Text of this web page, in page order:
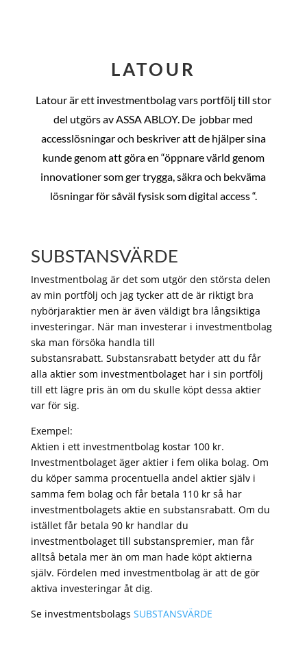
LATOUR
Latour är ett investmentbolag vars portfölj till stor
del utgörs av ASSA ABLOY. De jobbar med
accesslösningar och beskriver att de hjälper sina
kunde genom att göra en “öppnare värld genom
innovationer som ger trygga, säkra och bekväma
lösningar för såväl fysisk som digital access “.
SUBSTANSVÄRDE
Investmentbolag är det som utgör den största delen
av min portfölj och jag tycker att de är riktigt bra
nybörjaraktier men är även väldigt bra långsiktiga
investeringar. När man investerar i investmentbolag
ska man försöka handla till
substansrabatt. Substansrabatt betyder att du får
alla aktier som investmentbolaget har i sin portfölj
till ett lägre pris än om du skulle köpt dessa aktier
var för sig.
Exempel:
Aktien i ett investmentbolag kostar 100 kr.
Investmentbolaget äger aktier i fem olika bolag. Om
du köper samma procentuella andel aktier själv i
samma fem bolag och får betala 110 kr så har
investmentbolagets aktie en substansrabatt. Om du
istället får betala 90 kr handlar du
investmentbolaget till substanspremier, man får
alltså betala mer än om man hade köpt aktierna
själv. Fördelen med investmentbolag är att de gör
aktiva investeringar åt dig.
Se investmentsbolags SUBSTANSVÄRDE